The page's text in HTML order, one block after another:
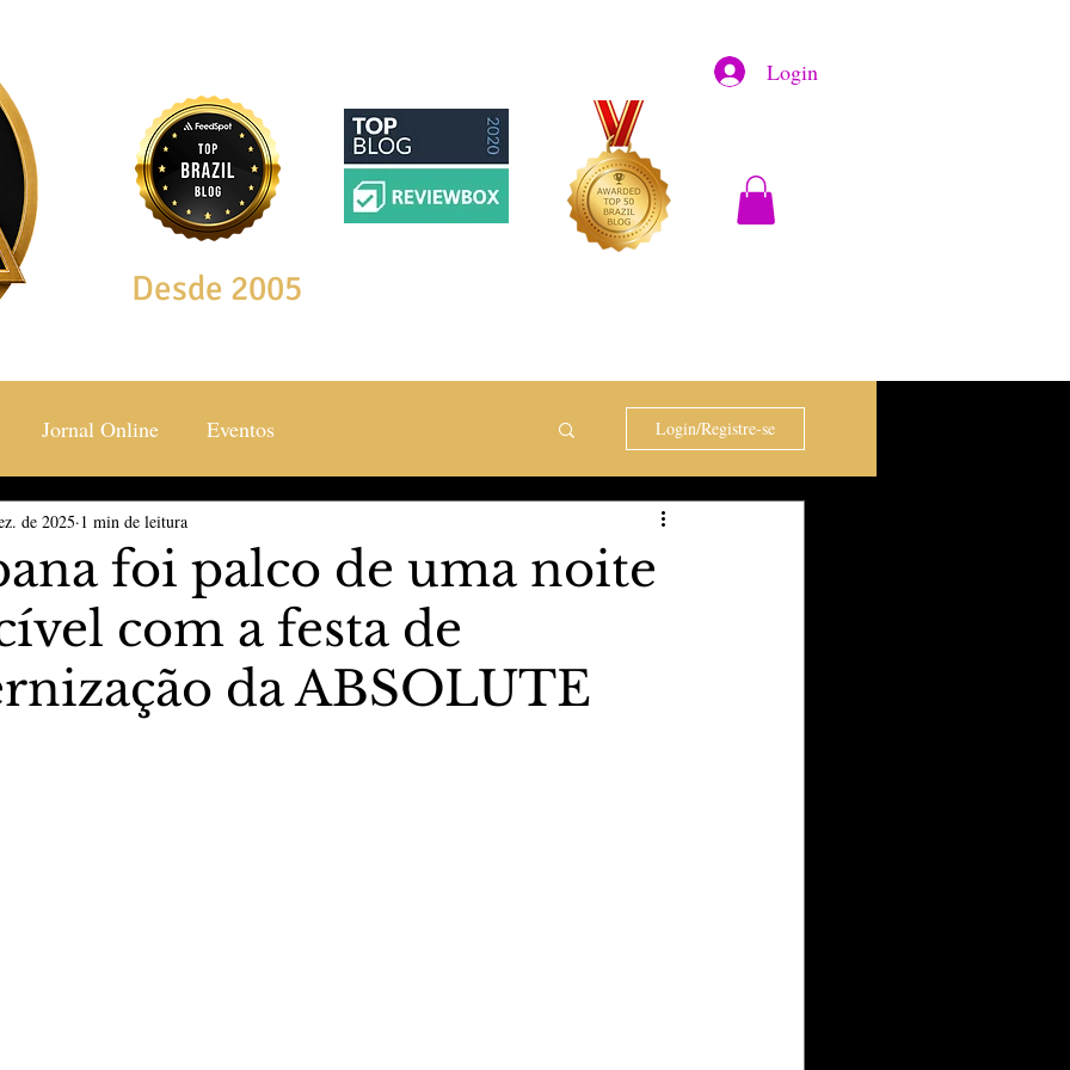
Login
Desde 2005
Jornal Online Eventos
& Estilos Saúde & Bem Estar
The Vip Club Business Marujo Carioca
& Lazer Carnaval São Paulo Negocio
Login/Registre-se
foi palco de uma noite
com a festa de
da ABSOLUTE
de 2025 1 min de leitura
estrelas.